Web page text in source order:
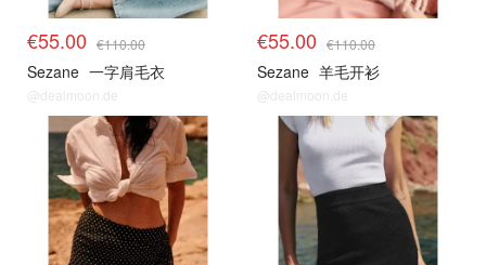
€55.00 €110.00
Sezane 一字肩毛衣
@dealmoon.de
€55.00 €110.00
Sezane 羊毛开衫
@dealmoon.de